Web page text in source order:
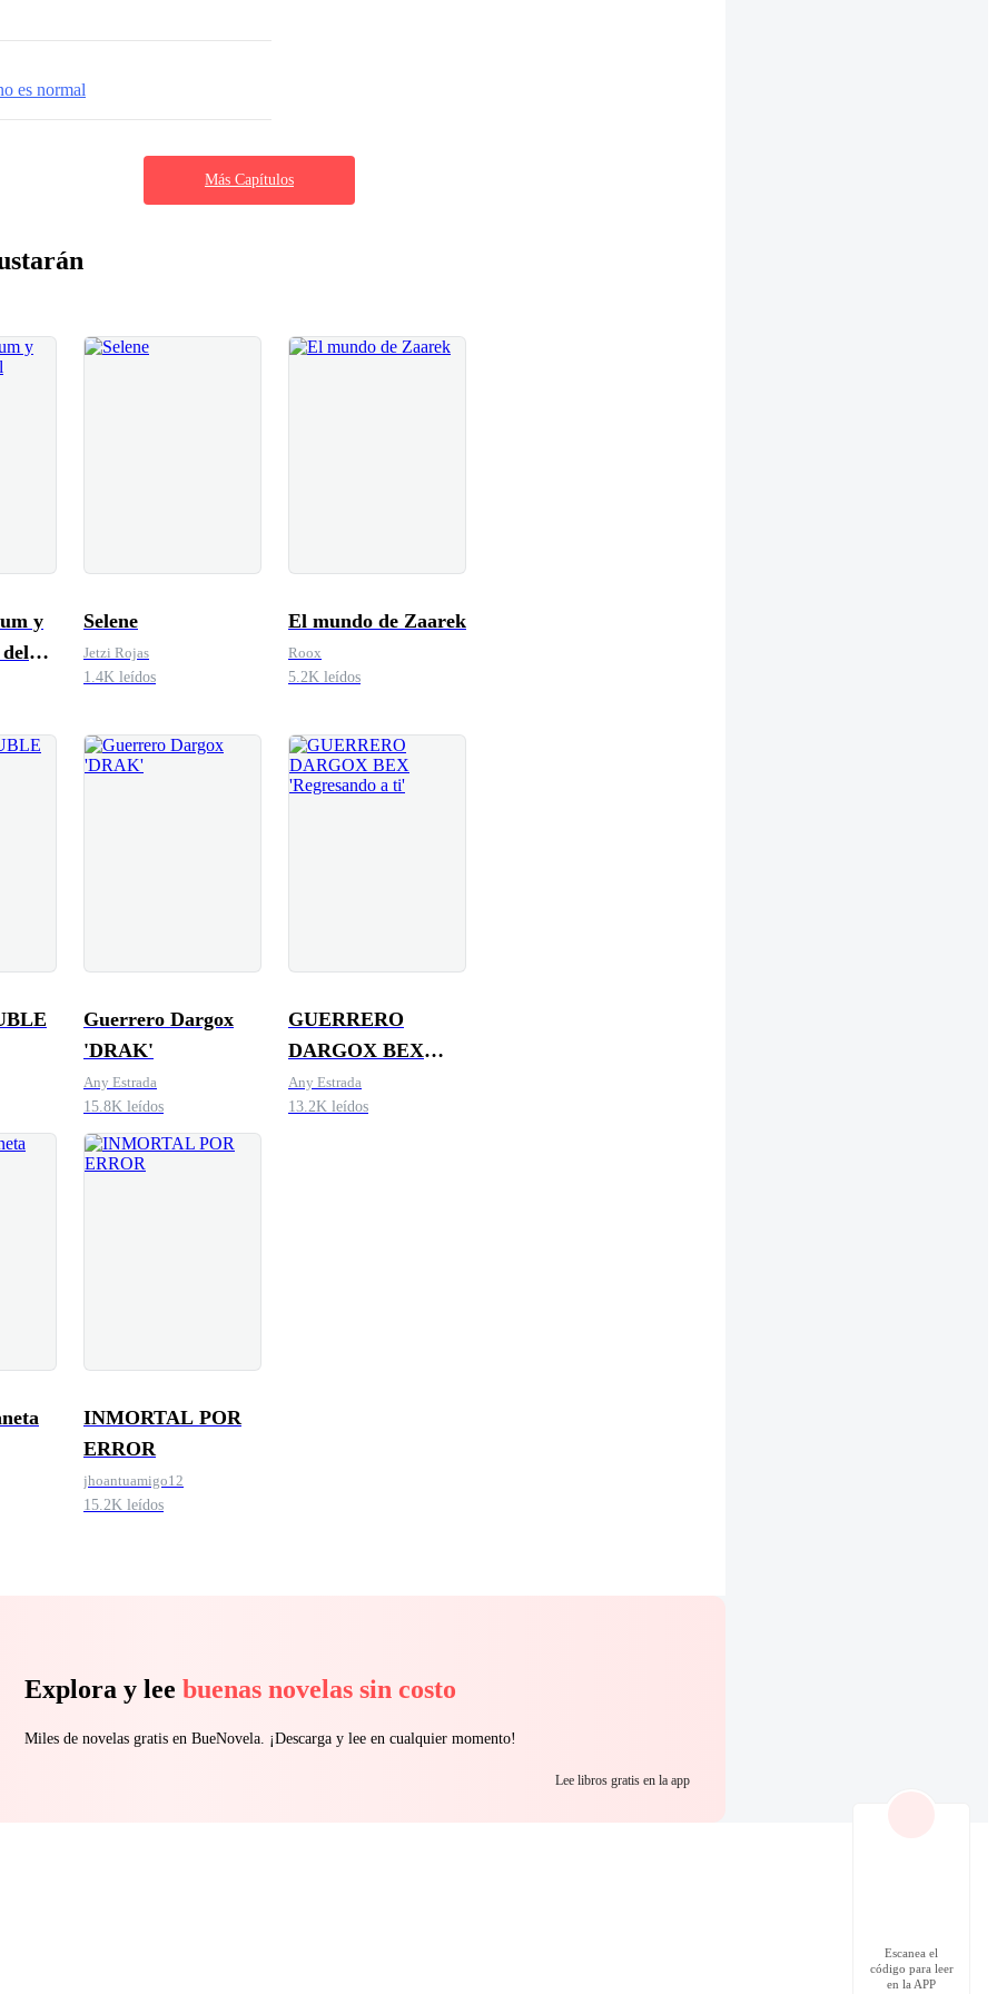
es normal
Más Capítulos
y
Selene
Jetzi Rojas
1.4K leídos
El mundo de Zaarek
Roox
5.2K leídos
Guerrero Dargox
'DRAK'
Any Estrada
15.8K leídos
GUERRERO
DARGOX BEX
'Regresando a ti'
Any Estrada
13.2K leídos
INMORTAL POR
ERROR
jhoantuamigo12
15.2K leídos
Explora y lee buenas novelas sin costo
Miles de novelas gratis en BueNovela. ¡Descarga y lee en cualquier momento!
Lee libros gratis en la app
Escanea el
código para leer
en la APP